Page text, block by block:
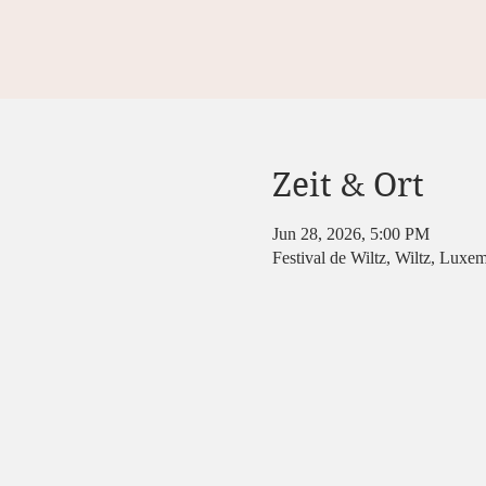
Zeit & Ort
Jun 28, 2026, 5:00 PM
Festival de Wiltz, Wiltz,